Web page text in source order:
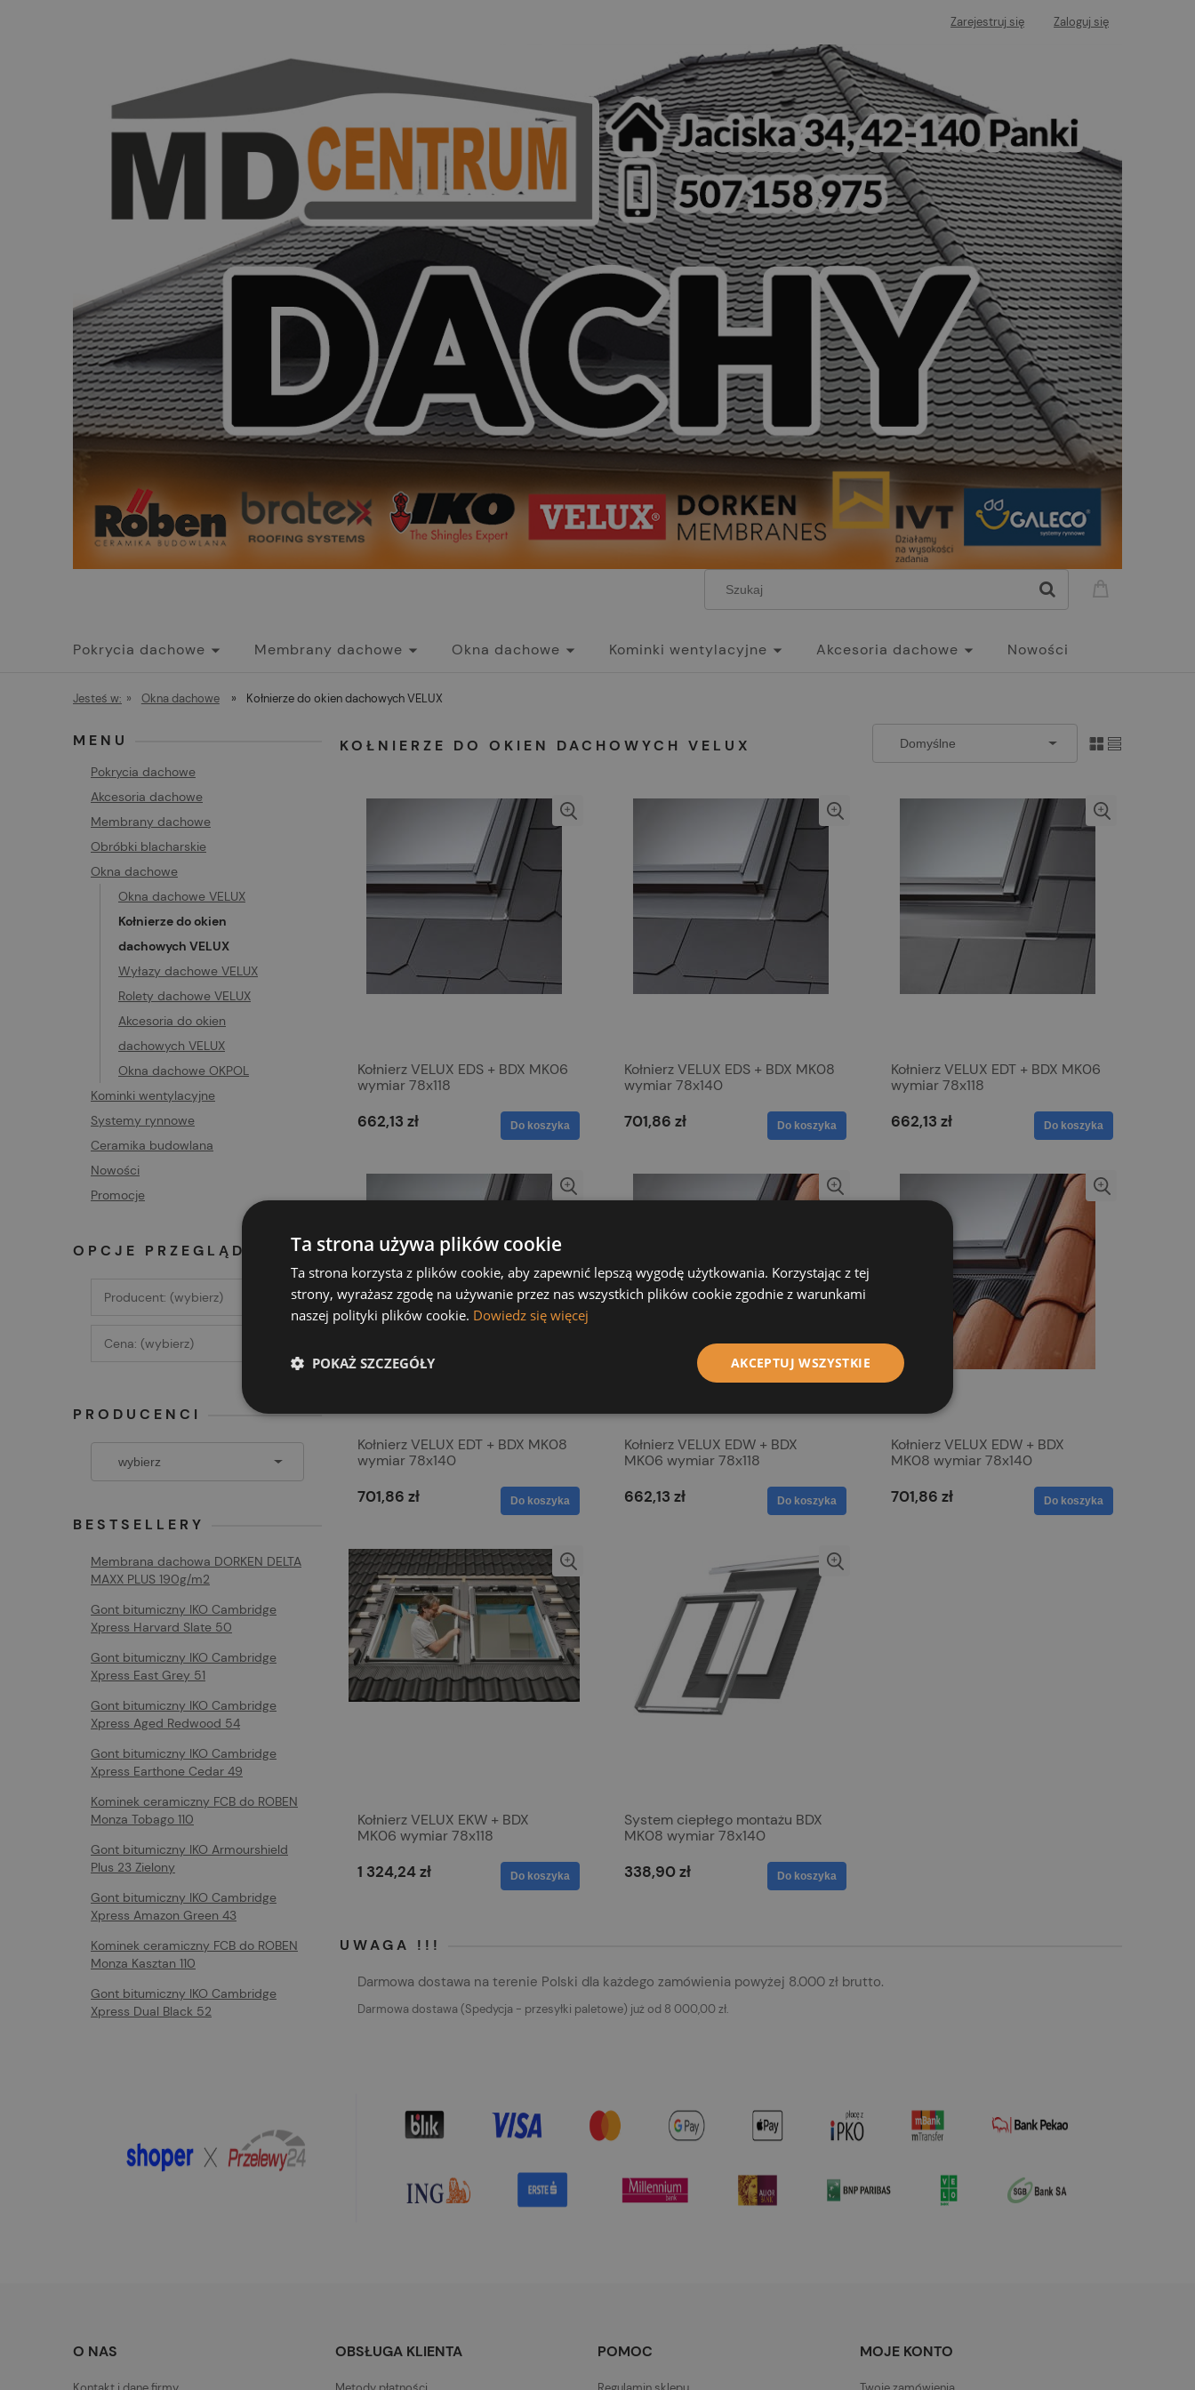
Zarejestruj się Zaloguj się
Pokrycia dachowe Membrany dachowe Okna dachowe Kominki wentylacyjne Akcesoria dachowe Nowości
Promocje
Jesteś w: » Okna dachowe » Kołnierze do okien dachowych VELUX
MENU
Pokrycia dachowe
Akcesoria dachowe
Membrany dachowe
Obróbki blacharskie
Okna dachowe
Okna dachowe VELUX
Kołnierze do okien
dachowych VELUX
Wyłazy dachowe VELUX
Rolety dachowe VELUX
Akcesoria do okien
dachowych VELUX
Okna dachowe OKPOL
Kominki wentylacyjne
Systemy rynnowe
Ceramika budowlana
Nowości
Promocje
OPCJE PRZEGLĄDANIA
Producent: (wybierz)
Cena: (wybierz)
PRODUCENCI
BESTSELLERY
Membrana dachowa DORKEN DELTA
MAXX PLUS 190g/m2
Gont bitumiczny IKO Cambridge
Xpress Harvard Slate 50
Gont bitumiczny IKO Cambridge
Xpress East Grey 51
Gont bitumiczny IKO Cambridge
Xpress Aged Redwood 54
Gont bitumiczny IKO Cambridge
Xpress Earthone Cedar 49
Kominek ceramiczny FCB do ROBEN
Monza Tobago 110
Gont bitumiczny IKO Armourshield
Plus 23 Zielony
Gont bitumiczny IKO Cambridge
Xpress Amazon Green 43
Kominek ceramiczny FCB do ROBEN
Monza Kasztan 110
Gont bitumiczny IKO Cambridge
Xpress Dual Black 52
KOŁNIERZE DO OKIEN DACHOWYCH VELUX
Kołnierz VELUX EDS + BDX MK06
wymiar 78x118
662,13 zł Do koszyka
Kołnierz VELUX EDS + BDX MK08
wymiar 78x140
701,86 zł Do koszyka
Kołnierz VELUX EDT + BDX MK06
wymiar 78x118
662,13 zł Do koszyka
Kołnierz VELUX EDT + BDX MK08
wymiar 78x140
701,86 zł Do koszyka
Kołnierz VELUX EDW + BDX
MK06 wymiar 78x118
662,13 zł Do koszyka
Kołnierz VELUX EDW + BDX
MK08 wymiar 78x140
701,86 zł Do koszyka
Kołnierz VELUX EKW + BDX
MK06 wymiar 78x118
1 324,24 zł Do koszyka
System ciepłego montażu BDX
MK08 wymiar 78x140
338,90 zł Do koszyka
UWAGA !!!
Darmowa dostawa na terenie Polski dla każdego zamówienia powyżej 8.000 zł brutto.
Darmowa dostawa (Spedycja - przesyłki paletowe) już od 8 000,00 zł.
O NAS OBSŁUGA KLIENTA POMOC MOJE KONTO
Ta strona używa plików cookie
Ta strona korzysta z plików cookie, aby zapewnić lepszą wygodę użytkowania. Korzystając z tej
strony, wyrażasz zgodę na używanie przez nas wszystkich plików cookie zgodnie z warunkami
naszej polityki plików cookie. Dowiedz się więcej
AKCEPTUJ WSZYSTKIE
POKAŻ SZCZEGÓŁY